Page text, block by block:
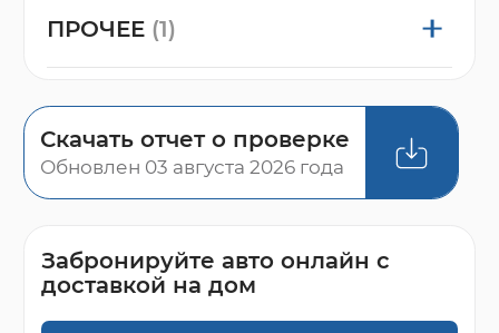
ПРОЧЕЕ (1)
Скачать отчет о проверке
Обновлен 03 августа 2026 года
Забронируйте авто онлайн с
доставкой на дом